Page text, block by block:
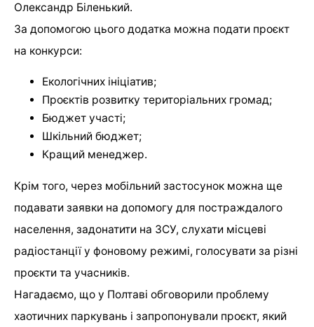
Олександр Біленький.
За допомогою цього додатка можна подати проєкт
на конкурси:
Екологічних ініціатив;
Проєктів розвитку територіальних громад;
Бюджет участі;
Шкільний бюджет;
Кращий менеджер.
Крім того, через мобільний застосунок можна ще
подавати заявки на допомогу для постраждалого
населення, задонатити на ЗСУ, слухати місцеві
радіостанції у фоновому режимі, голосувати за різні
проєкти та учасників.
Нагадаємо, що у Полтаві обговорили проблему
хаотичних паркувань і запропонували проєкт, який